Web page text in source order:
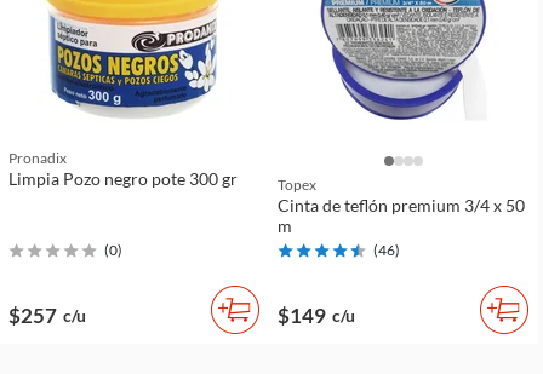
Pronadix
Limpia Pozo negro pote 300 gr
(0)
$257 c/u
Topex
Cinta de teflón premium 3/4 x 50
m
(46)
$149 c/u